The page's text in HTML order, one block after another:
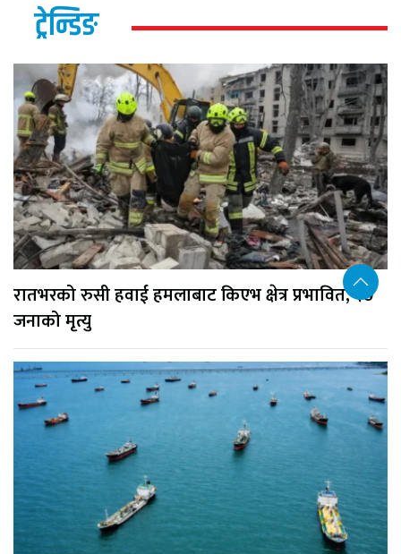
ट्रेन्डिङ
रातभरको रुसी हवाई हमलाबाट किएभ क्षेत्र प्रभावित, १७
जनाको मृत्यु